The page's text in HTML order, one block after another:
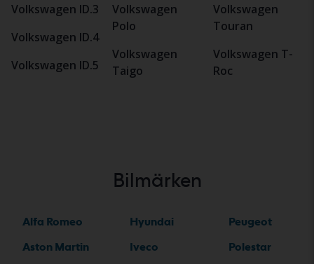
Volkswagen ID.3
Volkswagen ID.4
Volkswagen ID.5
Volkswagen
Polo
Volkswagen
Taigo
Volkswagen
Touran
Volkswagen T-
Roc
Bilmärken
Alfa Romeo
Aston Martin
Hyundai
Iveco
Peugeot
Polestar